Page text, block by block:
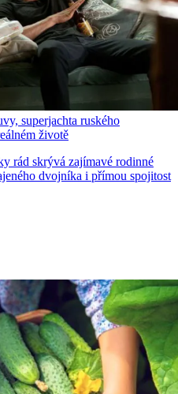
superjachta ruského
životě
rád skrývá zajímavé rodinné
dvojníka i přímou spojitost